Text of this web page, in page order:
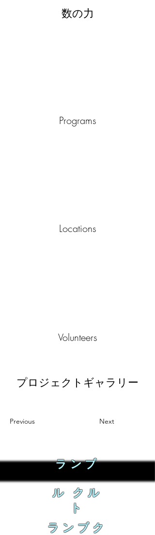
数の力
Programs
Locations
Volunteers
プロジェクトギャラリー
Previous Next
ランブ
ル クル
ト
ランブク